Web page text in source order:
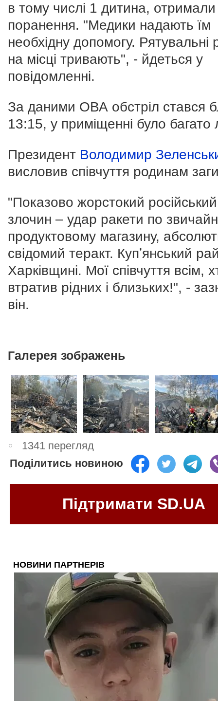
в тому числі 1 дитина, отримали
поранення. "Медики надають їм
необхідну допомогу. Рятувальні
на місці тривають", - йдеться у
повідомленні.
За даними ОВА обстріл стався
13:15, у приміщенні було
Президент Володимир
висловив співчуття родинам
"Показово жорстокий російський
злочин – удар ракети по
продуктовому магазину,
свідомий теракт. Купʼянський
Харківщині. Мої співчуття всім,
втратив рідних і близьких!", -
він.
Галерея зображень
1341 перегляд
Поділитись новиною
Підтримати SD.UA